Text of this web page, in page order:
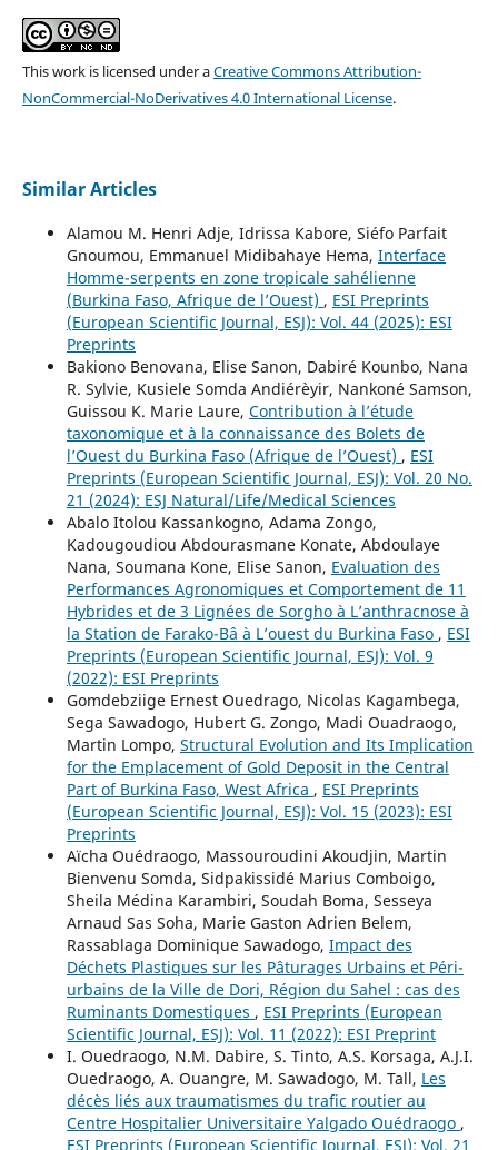
This work is licensed under aCreative Commons Attribution-
NonCommercial-NoDerivatives 4.0 International License.
Similar Articles
Alamou M. Henri Adje, Idrissa Kabore, Siéfo Parfait
Gnoumou, Emmanuel Midibahaye Hema, Interface
Homme-serpents en zone tropicale sahélienne
(Burkina Faso, Afrique de l’Ouest) , ESI Preprints
(European Scientific Journal, ESJ): Vol. 44 (2025): ESI
Preprints
Bakiono Benovana, Elise Sanon, Dabiré Kounbo, Nana
R. Sylvie, Kusiele Somda Andiérèyir, Nankoné Samson,
Guissou K. Marie Laure, Contribution à l’étude
taxonomique et à la connaissance des Bolets de
l’Ouest du Burkina Faso (Afrique de l’Ouest) , ESI
Preprints (European Scientific Journal, ESJ): Vol. 20 No.
21 (2024): ESJ Natural/Life/Medical Sciences
Abalo Itolou Kassankogno, Adama Zongo,
Kadougoudiou Abdourasmane Konate, Abdoulaye
Nana, Soumana Kone, Elise Sanon, Evaluation des
Performances Agronomiques et Comportement de 11
Hybrides et de 3 Lignées de Sorgho à L’anthracnose à
la Station de Farako-Bâ à L’ouest du Burkina Faso , ESI
Preprints (European Scientific Journal, ESJ): Vol. 9
(2022): ESI Preprints
Gomdebziige Ernest Ouedrago, Nicolas Kagambega,
Sega Sawadogo, Hubert G. Zongo, Madi Ouadraogo,
Martin Lompo, Structural Evolution and Its Implication
for the Emplacement of Gold Deposit in the Central
Part of Burkina Faso, West Africa , ESI Preprints
(European Scientific Journal, ESJ): Vol. 15 (2023): ESI
Preprints
Aïcha Ouédraogo, Massouroudini Akoudjin, Martin
Bienvenu Somda, Sidpakissidé Marius Comboigo,
Sheila Médina Karambiri, Soudah Boma, Sesseya
Arnaud Sas Soha, Marie Gaston Adrien Belem,
Rassablaga Dominique Sawadogo, Impact des
Déchets Plastiques sur les Pâturages Urbains et Péri-
urbains de la Ville de Dori, Région du Sahel : cas des
Ruminants Domestiques , ESI Preprints (European
Scientific Journal, ESJ): Vol. 11 (2022): ESI Preprint
I. Ouedraogo, N.M. Dabire, S. Tinto, A.S. Korsaga, A.J.I.
Ouedraogo, A. Ouangre, M. Sawadogo, M. Tall, Les
décès liés aux traumatismes du trafic routier au
Centre Hospitalier Universitaire Yalgado Ouédraogo ,
ESI Preprints (European Scientific Journal, ESJ): Vol. 21